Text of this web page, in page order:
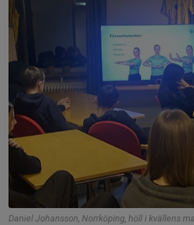
Daniel Johansson, Norrköping, höll i kvällens